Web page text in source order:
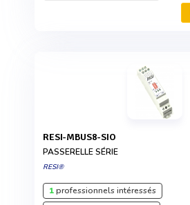
RESI-MBUS8-SIO
PASSERELLE SÉRIE
RESI®
1professionnels intéressés